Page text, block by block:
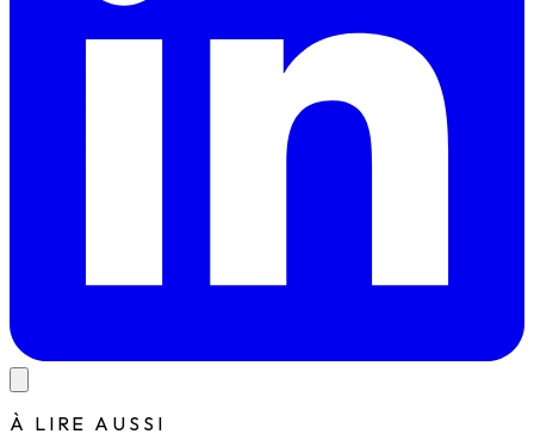
À LIRE AUSSI